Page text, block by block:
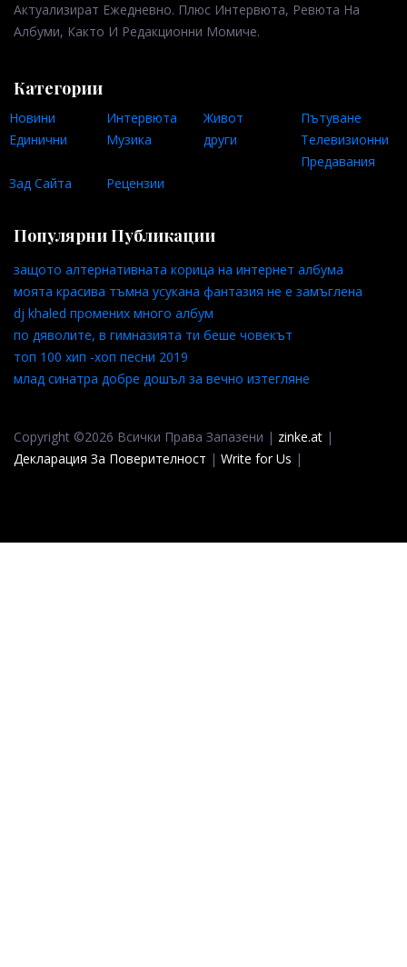
Актуализират Ежедневно. Плюс Интервюта, Ревюта На
Албуми, Както И Редакционни Момиче.
Категории
Новини Интервюта Живот
Пътуване
Единични
Музика други
Телевизионни
Предавания
Зад Сайта
Рецензии
Популярни Публикации
защото алтернативната корица на интернет албума
моята красива тъмна усукана фантазия не е замъглена
dj khaled промених много албум
по дяволите, в гимназията ти беше човекът
топ 100 хип -хоп песни 2019
млад синатра добре дошъл за вечно изтегляне
Copyright ©2026 Всички Права Запазени | zinke.at |
Декларация За Поверителност | Write for Us |